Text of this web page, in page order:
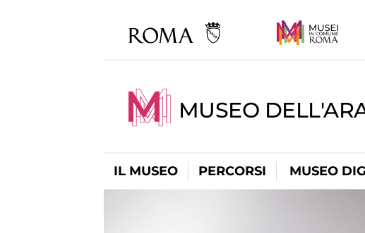
MUSEO
IL MUSEO PERCORSI MUSEO